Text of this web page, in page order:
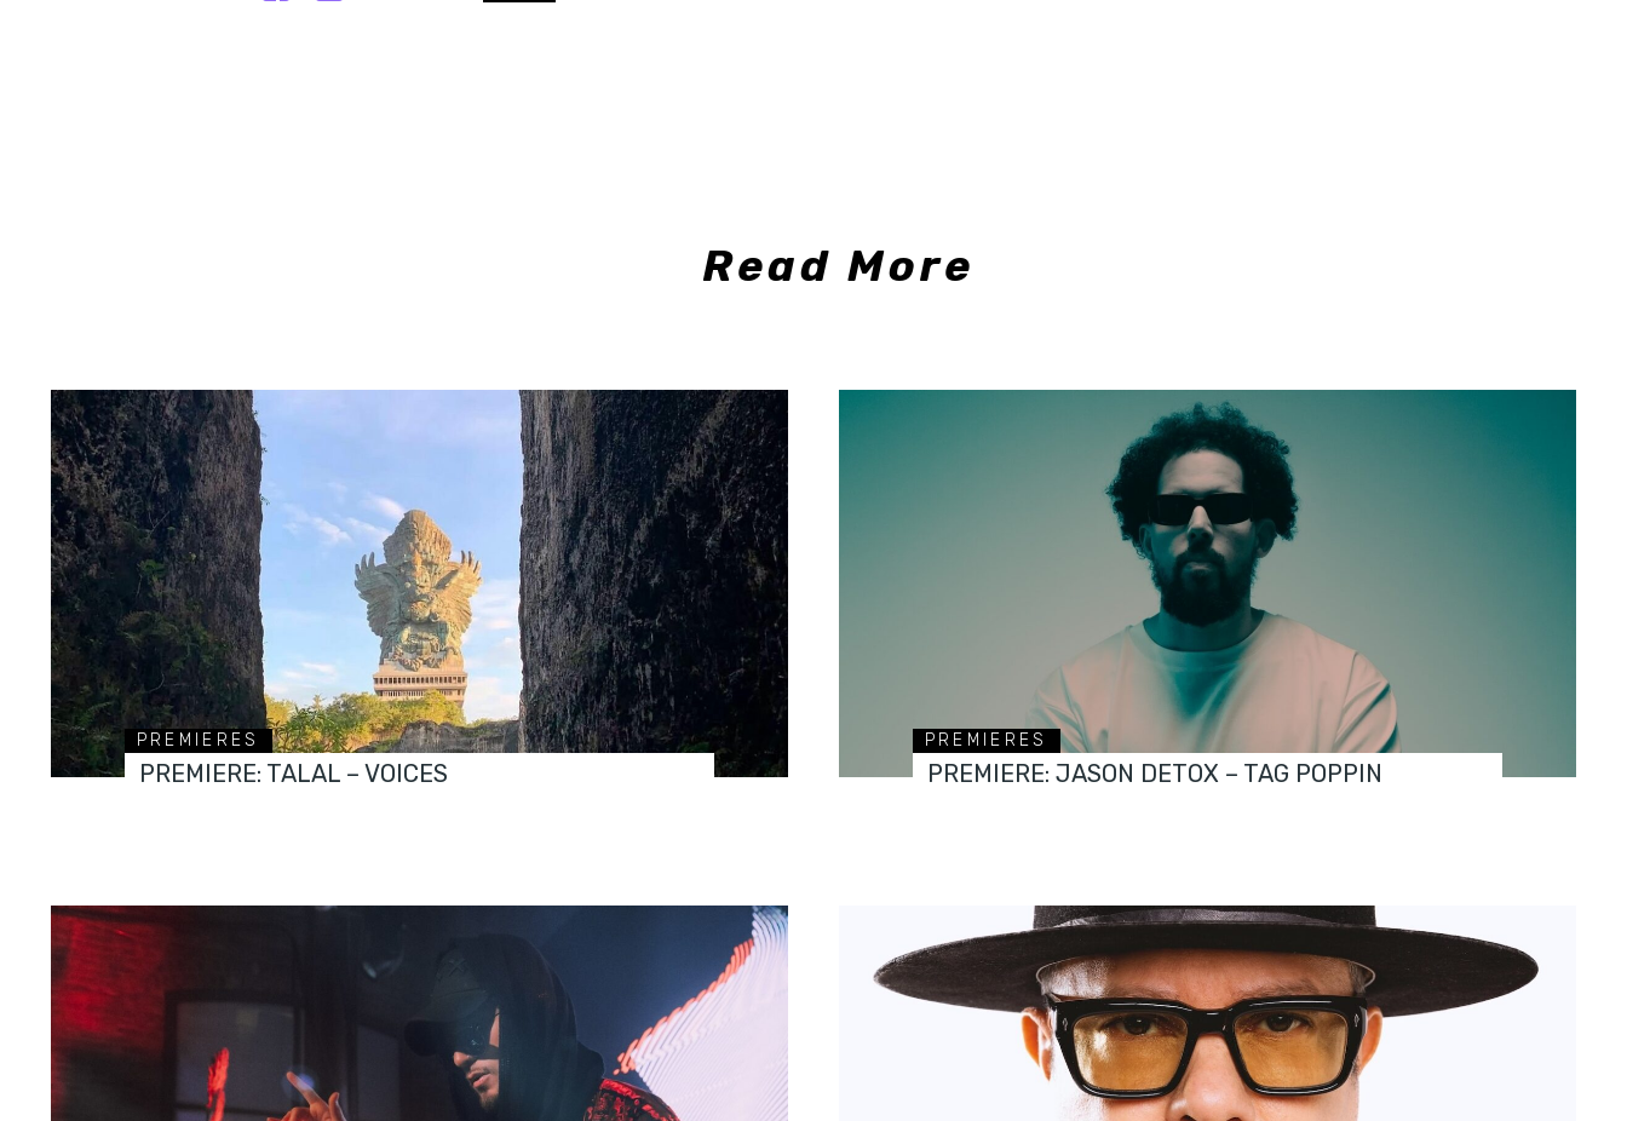
Read More
PREMIERES
PREMIERE: TALAL – VOICES
PREMIERES
PREMIERE: JASON DETOX – TAG POPPIN